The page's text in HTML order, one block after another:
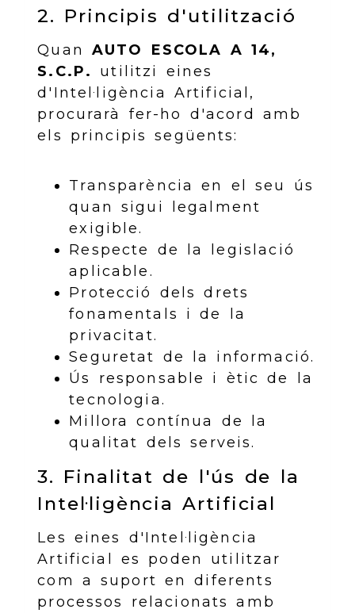
2. Principis d'utilització
Quan AUTO ESCOLA A 14,
S.C.P.
utilitzi eines
d'Intel·ligència Artificial,
procurarà fer-ho d'acord amb
els principis següents:
Transparència en el seu ús
quan sigui legalment
exigible.
Respecte de la legislació
aplicable.
Protecció dels drets
fonamentals i de la
privacitat.
Seguretat de la informació.
Ús responsable i ètic de la
tecnologia.
Millora contínua de la
qualitat dels serveis.
3. Finalitat de l'ús de la
Intel·ligència Artificial
Les eines d'Intel·ligència
Artificial es poden utilitzar
com a suport en diferents
processos relacionats amb